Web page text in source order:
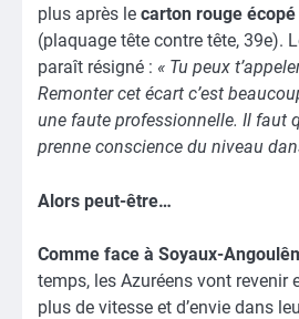
plus après le carton rouge
(plaquage tête contre tête, 39e).
paraît résigné : « Tu peux
Remonter cet écart c’est
une faute professionnelle. Il faut
prenne conscience du niveau
Alors peut-être…
Comme face à Soyaux-
temps, les Azuréens vont revenir
plus de vitesse et d’envie dans